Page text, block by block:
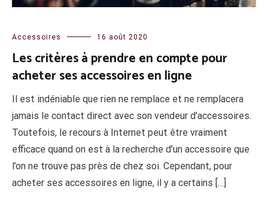
Accessoires 16 août 2020
Les critères à prendre en compte pour
acheter ses accessoires en ligne
Il est indéniable que rien ne remplace et ne remplacera
jamais le contact direct avec son vendeur d’accessoires.
Toutefois, le recours à Internet peut être vraiment
efficace quand on est à la recherche d’un accessoire que
l’on ne trouve pas près de chez soi. Cependant, pour
acheter ses accessoires en ligne, il y a certains […]